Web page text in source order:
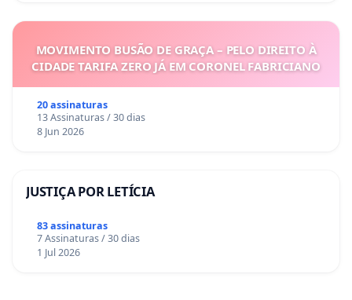
MOVIMENTO BUSÃO DE GRAÇA – PELO DIREITO À
CIDADE TARIFA ZERO JÁ EM CORONEL FABRICIANO
20 assinaturas
13 Assinaturas / 30 dias
8 Jun 2026
JUSTIÇA POR LETÍCIA
83 assinaturas
7 Assinaturas / 30 dias
1 Jul 2026